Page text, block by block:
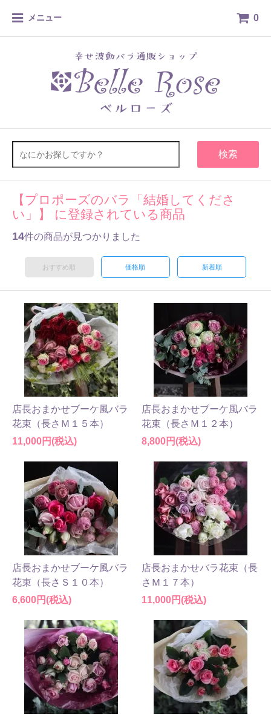
メニュー 0
検索
【プロポーズのバラ「結婚してくださ
い」】 に登録されている商品
14件の商品が見つかりました
おすすめ順 価格順 新着順
店長おまかせブーケ風バラ
花束（長さＭ１５本）
11,000円(税込)
店長おまかせブーケ風バラ
花束（長さＭ１２本）
8,800円(税込)
店長おまかせブーケ風バラ
花束（長さＳ１０本）
6,600円(税込)
店長おまかせバラ花束（長
さＭ１７本）
11,000円(税込)